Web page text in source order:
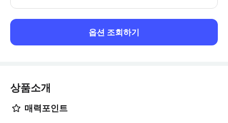
옵션 조회하기
상품소개
매력포인트